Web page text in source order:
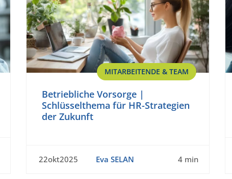
MITARBEITENDE & TEAM
Betriebliche Vorsorge |
Schlüsselthema für HR-Strategien
der Zukunft
22okt2025 Eva SELAN 4 min